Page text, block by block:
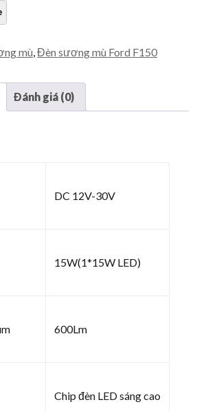
mù Đèn sương mù Ford F150
Đánh giá (0)
DC 12V-30V
15W(1*15W LED)
600Lm
Chip đèn LED sáng cao